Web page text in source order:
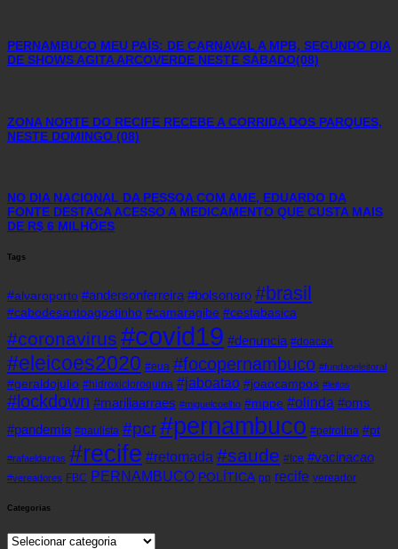
PERNAMBUCO MEU PAÍS: DE CARNAVAL A MPB, SEGUNDO DIA
DE SHOWS AGITA ARCOVERDE NESTE SÁBADO(08)
ZONA NORTE DO RECIFE RECEBE A CORRIDA DOS PARQUES,
NESTE DOMINGO (08)
NO DIA NACIONAL DA PESSOA COM AME, EDUARDO DA
FONTE DESTACA ACESSO A MEDICAMENTO QUE CUSTA MAIS
DE R$ 6 MILHÕES
Tags
#alvaroporto #andersonferreira #bolsonaro #brasil
#cabodesantoagostinho #camaragibe #cestabasica
#coronavirus #covid19 #denuncia #doacao
#eleicoes2020 #eua #focopernambuco #fundaoeleitoral
#geraldojulio #hidroxicloroquina #jaboatao #joaocampos #leitos
#lockdown #mariliaarraes #miguelcoelho #mppe #olinda #oms
#pandemia #paulista #pcr#pernambuco #petrolina #pt
#rafaeldantas #recife #retomada #saude #tce #vacinacao
#vereadores FBC PERNAMBUCO POLÍTICA pp recife vereador
Categorias
Categorias